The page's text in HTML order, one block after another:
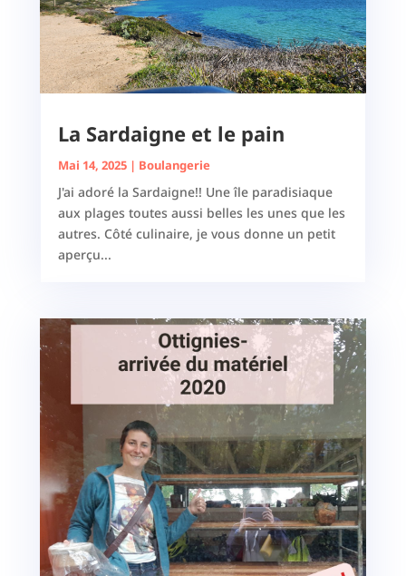
La Sardaigne et le pain
Mai 14, 2025| Boulangerie
J'ai adoré la Sardaigne!! Une île paradisiaque
aux plages toutes aussi belles les unes que les
autres. Côté culinaire, je vous donne un petit
aperçu...